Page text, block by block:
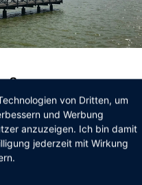
See
2995
1 Km vom Binzer Strand
...
von Dritten, um
und Werbung
anzuzeigen. Ich bin damit
jederzeit mit Wirkung